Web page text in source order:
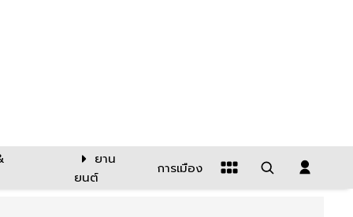
ยาน
ยนต์
การเมือง